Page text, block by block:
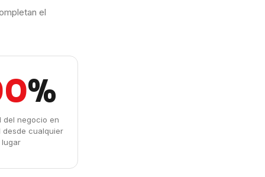
el
%
del negocio en
desde cualquier
lugar